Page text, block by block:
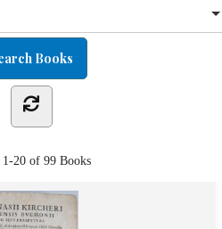
1-20 of 99Books